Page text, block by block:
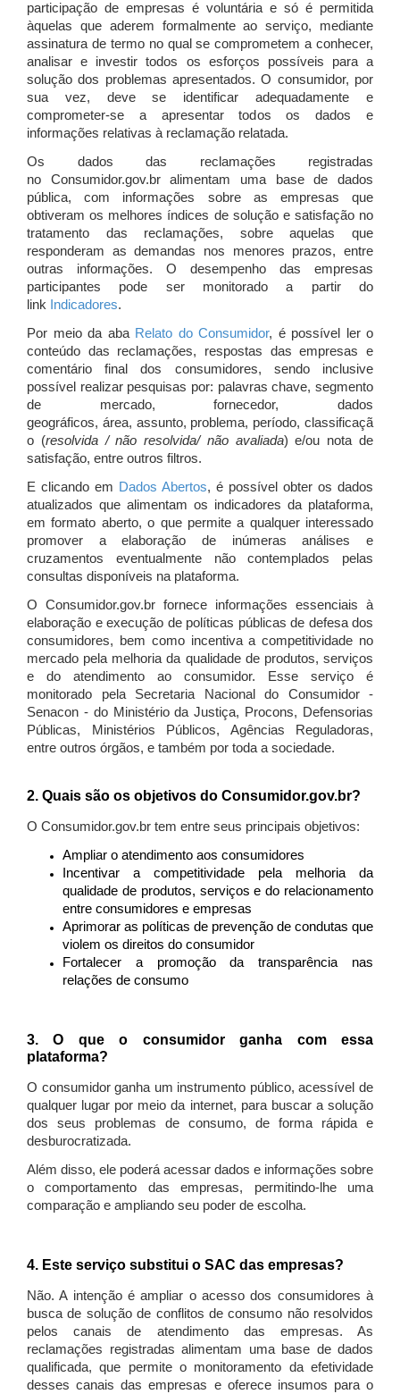
participação de empresas é voluntária e só é permitida
àquelas que aderem formalmente ao serviço, mediante
assinatura de termo no qual se comprometem a conhecer,
analisar e investir todos os esforços possíveis para a
solução dos problemas apresentados. O consumidor, por
sua vez, deve se identificar adequadamente e
comprometer-se a apresentar todos os dados e
informações relativas à reclamação relatada.
Os dados das reclamações registradas
no Consumidor.gov.br alimentam uma base de dados
pública, com informações sobre as empresas que
obtiveram os melhores índices de solução e satisfação no
tratamento das reclamações, sobre aquelas que
responderam as demandas nos menores prazos, entre
outras informações. O desempenho das empresas
participantes pode ser monitorado a partir do
link Indicadores.
Por meio da aba Relato do Consumidor, é possível ler o
conteúdo das reclamações, respostas das empresas e
comentário final dos consumidores, sendo inclusive
possível realizar pesquisas por: palavras chave, segmento
de mercado, fornecedor, dados
geográficos, área, assunto, problema, período, classificaçã
o (resolvida / não resolvida/ não avaliada) e/ou nota de
satisfação, entre outros filtros.
E clicando em Dados Abertos, é possível obter os dados
atualizados que alimentam os indicadores da plataforma,
em formato aberto, o que permite a qualquer interessado
promover a elaboração de inúmeras análises e
cruzamentos eventualmente não contemplados pelas
consultas disponíveis na plataforma.
O Consumidor.gov.br fornece informações essenciais à
elaboração e execução de políticas públicas de defesa dos
consumidores, bem como incentiva a competitividade no
mercado pela melhoria da qualidade de produtos, serviços
e do atendimento ao consumidor. Esse serviço é
monitorado pela Secretaria Nacional do Consumidor -
Senacon - do Ministério da Justiça, Procons, Defensorias
Públicas, Ministérios Públicos, Agências Reguladoras,
entre outros órgãos, e também por toda a sociedade.
2. Quais são os objetivos do Consumidor.gov.br?
O Consumidor.gov.br tem entre seus principais objetivos:
Ampliar o atendimento aos consumidores
Incentivar a competitividade pela melhoria da
qualidade de produtos, serviços e do relacionamento
entre consumidores e empresas
Aprimorar as políticas de prevenção de condutas que
violem os direitos do consumidor
Fortalecer a promoção da transparência nas
relações de consumo
3. O que o consumidor ganha com essa
plataforma?
O consumidor ganha um instrumento público, acessível de
qualquer lugar por meio da internet, para buscar a solução
dos seus problemas de consumo, de forma rápida e
desburocratizada.
Além disso, ele poderá acessar dados e informações sobre
o comportamento das empresas, permitindo-lhe uma
comparação e ampliando seu poder de escolha.
4. Este serviço substitui o SAC das empresas?
Não. A intenção é ampliar o acesso dos consumidores à
busca de solução de conflitos de consumo não resolvidos
pelos canais de atendimento das empresas. As
reclamações registradas alimentam uma base de dados
qualificada, que permite o monitoramento da efetividade
desses canais das empresas e oferece insumos para o